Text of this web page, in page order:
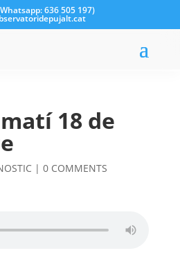
636 505 197)
18 de
| 0 COMMENTS